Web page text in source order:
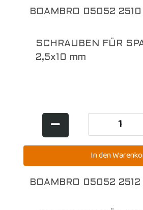
BOAMBRO 05052 2510
SCHRAUBEN FÜR
2,5x10 mm
BOAMBRO 05052 2512